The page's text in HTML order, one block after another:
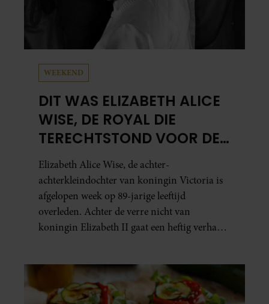
WEEKEND
DIT WAS ELIZABETH ALICE
WISE, DE ROYAL DIE
TERECHTSTOND VOOR DE
DOOD VAN HAAR BABY
Elizabeth Alice Wise, de achter-
achterkleindochter van koningin Victoria is
afgelopen week op 89-jarige leeftijd
overleden. Achter de verre nicht van
koningin Elizabeth II gaat een heftig verhaal